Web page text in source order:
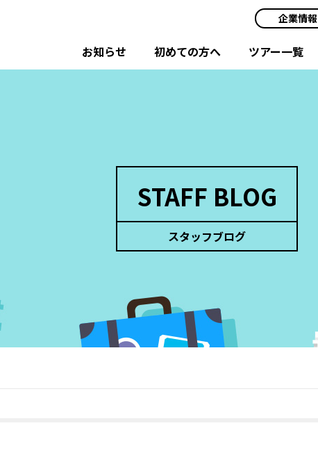
企業情報
お知らせ 初めての方へ ツアー一覧
STAFF BLOG
スタッフブログ